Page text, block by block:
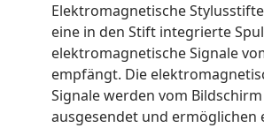
Elektromagnetische
eine in den Stift integrierte
elektromagnetische Signale
empfängt. Die
Signale werden vom Bildschirm
ausgesendet und ermöglichen